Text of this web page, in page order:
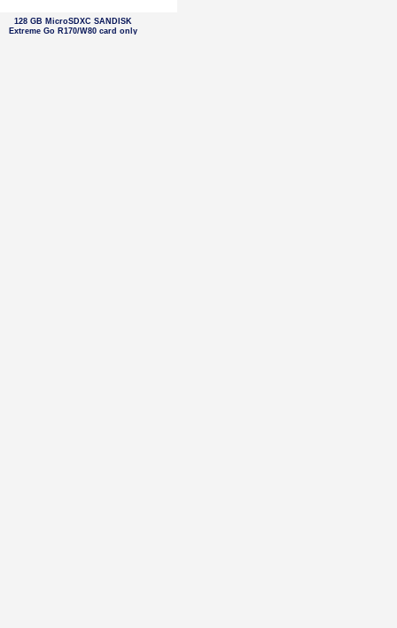
128 GB MicroSDXC SANDISK
Extreme Go R170/W80 card only